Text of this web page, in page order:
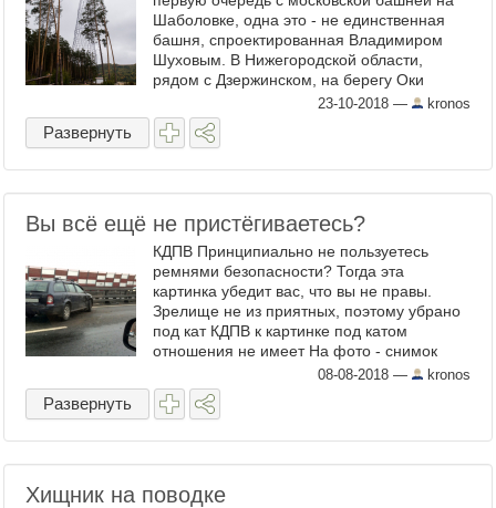
Видеотоп
Шаболовке, одна это - не единственная
башня, спроектированная Владимиром
Шуховым. В Нижегородской области,
рядом с Дзержинском, на берегу Оки
находится ещё одна такая башня
Шуховская башня на Оке была ...
23-10-2018 — kronos
Развернуть
Вы всё ещё не пристёгиваетесь?
КДПВ Принципиально не пользуетесь
ремнями безопасности? Тогда эта
картинка убедит вас, что вы не правы.
Зрелище не из приятных, поэтому убрано
под кат КДПВ к картинке под катом
отношения не имеет На фото - снимок
черепа 24-летней девушки после ДТП. На
то, чтобы собрать его ...
08-08-2018 — kronos
Развернуть
Хищник на поводке